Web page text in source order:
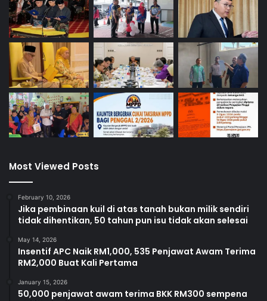
Most Viewed Posts
February 10, 2026
Jika pembinaan kuil di atas tanah bukan milik sendiri
tidak dihentikan, 50 tahun pun isu tidak akan selesai
May 14, 2026
Insentif APC Naik RM1,000, 535 Penjawat Awam Terima
RM2,000 Buat Kali Pertama
January 15, 2026
50,000 penjawat awam terima BKK RM300 sempena